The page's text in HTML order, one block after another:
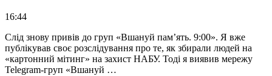
16:44
Слід знову привів до груп «Вшануй пам’ять. 9:00». Я вже
публікував своє розслідування про те, як збирали людей на
«картонний мітинг» на захист НАБУ. Тоді я виявив мережу
Telegram-груп «Вшануй …